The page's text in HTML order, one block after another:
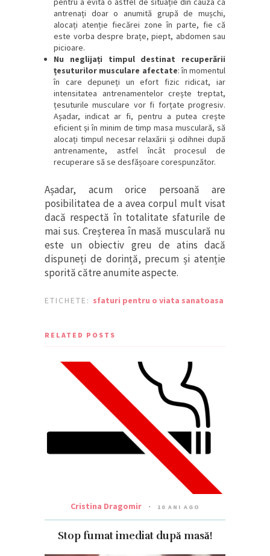
antrenați doar o anumită grupă de mușchi,
alocați atenție fiecărei zone în parte, fie că
este vorba despre brațe, piept, abdomen sau
picioare.
Nu neglijați timpul destinat recuperării
țesuturilor musculare afectate: în momentul
în care depuneți un efort fizic ridicat, iar
intensitatea antrenamentelor crește treptat,
țesuturile musculare vor fi forțate progresiv.
Așadar, indicat ar fi, pentru a putea crește
eficient și în minim de timp masa musculară, să
alocați timpul necesar relaxării și odihnei după
antrenamente, astfel încât procesul de
recuperare să se desfășoare corespunzător.
Așadar, acum orice persoană are
posibilitatea de a avea corpul mult visat
dacă respectă în totalitate sfaturile de
mai sus. Creșterea în masă musculară nu
este un obiectiv greu de atins dacă
dispuneți de dorință, precum și atenție
sporită către anumite aspecte.
ETICHETE: sfaturi pentru o viata sanatoasa
RELATED POSTS
Cristina Dragomir 10 ANI AGO
Stop fumat imediat după masă!